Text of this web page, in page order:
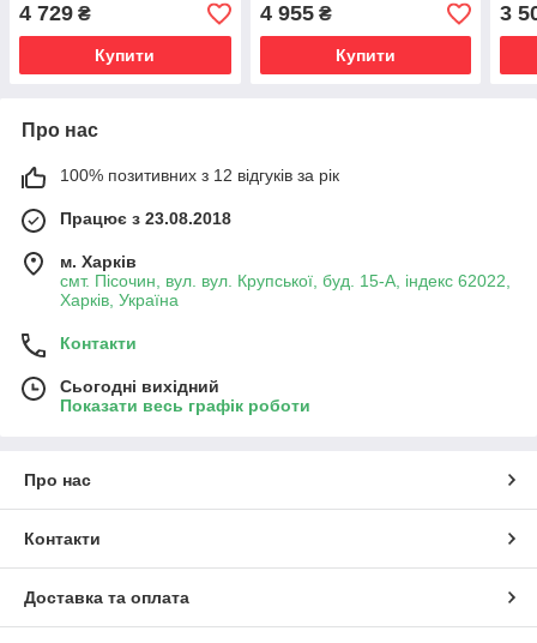
4 729 ₴
Купити
4 955₴
Купити
3
Про нас
100% позитивних з 12 відгуків за рік
Працює з 23.08.2018
м. Харків
смт. Пісочин, вул. вул. Крупської, буд. 15-А, індекс 62022,
Харків, Україна
Контакти
Сьогодні вихідний
Показати весь графік роботи
Про нас
Контакти
Доставка та оплата